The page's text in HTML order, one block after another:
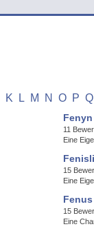
K L M N O P Q
Fenyn
11
Eine
15
Eine
Fenus
15
Eine